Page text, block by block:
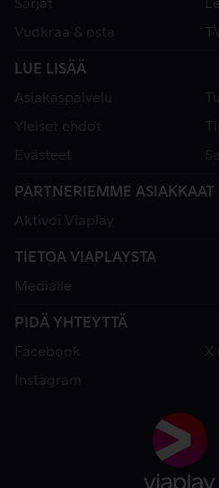
Sarjat
Vuokraa & osta
LUE LISÄÄ
Asiakaspalvelu
Yleiset ehdot
Evästeet
PARTNERIEMME ASIAKKAAT
Aktivoi Viaplay
TIETOA VIAPLAYSTA
Medialle
PIDÄ YHTEYTTÄ
Facebook
X
Instagram